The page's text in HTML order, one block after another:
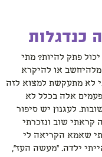
כנדגלות
פתק להיות? מתי
מלהיחשב או להיקרא
לא מתעקשת למצוא לזה
אלה בכלל לא
לעגנון יש סיפור
קראתי שוב ונזכרתי
שאמא הקריאה לי
ילדה. "מעשה העז",